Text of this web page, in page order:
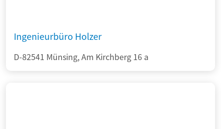
Ingenieurbüro Holzer
D-82541 Münsing, Am Kirchberg 16 a